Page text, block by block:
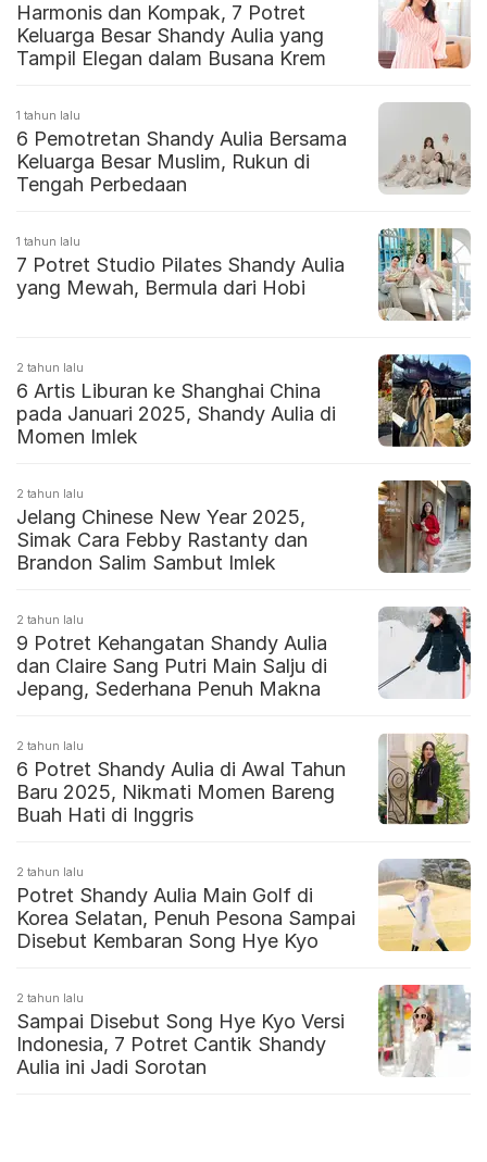
Harmonis dan Kompak, 7 Potret
Keluarga Besar Shandy Aulia yang
Tampil Elegan dalam Busana Krem
1 tahun lalu
6 Pemotretan Shandy Aulia Bersama
Keluarga Besar Muslim, Rukun di
Tengah Perbedaan
1 tahun lalu
7 Potret Studio Pilates Shandy Aulia
yang Mewah, Bermula dari Hobi
2 tahun lalu
6 Artis Liburan ke Shanghai China
pada Januari 2025, Shandy Aulia di
Momen Imlek
2 tahun lalu
Jelang Chinese New Year 2025,
Simak Cara Febby Rastanty dan
Brandon Salim Sambut Imlek
2 tahun lalu
9 Potret Kehangatan Shandy Aulia
dan Claire Sang Putri Main Salju di
Jepang, Sederhana Penuh Makna
2 tahun lalu
6 Potret Shandy Aulia di Awal Tahun
Baru 2025, Nikmati Momen Bareng
Buah Hati di Inggris
2 tahun lalu
Potret Shandy Aulia Main Golf di
Korea Selatan, Penuh Pesona Sampai
Disebut Kembaran Song Hye Kyo
2 tahun lalu
Sampai Disebut Song Hye Kyo Versi
Indonesia, 7 Potret Cantik Shandy
Aulia ini Jadi Sorotan